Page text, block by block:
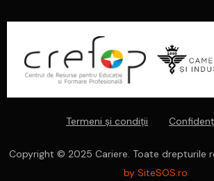
Copyright © 2025 Cariere. Toate drepturile
by SiteSOS.ro
Termeni și condiții